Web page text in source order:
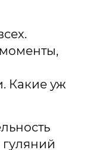
Какие уж